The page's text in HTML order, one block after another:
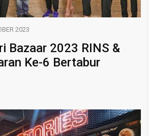
2023
Bazaar 2023 RINS &
Ke-6 Bertabur